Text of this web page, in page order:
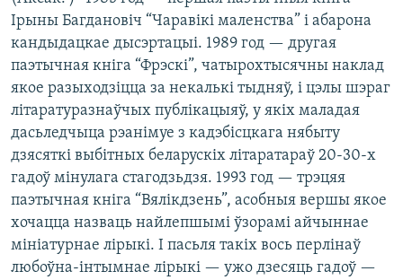
КУЛЬТУРА
КАЛЯНДАР
МОВА
НА ХВАЛЯХ СВАБОДЫ
Ірыны Багдановіч “Чаравікі маленства” і абарона
кандыдацкае дысэртацыі. 1989 год — другая
паэтычная кніга “Фрэскі”, чатырохтысячны наклад
якое разыходзіцца за некалькі тыдняў, і цэлы шэраг
літаратуразнаўчых публікацыяў, у якіх маладая
дасьледчыца рэанімуе з кадэбісцкага нябыту
дзясяткі выбітных беларускіх літаратараў 20-30-х
гадоў мінулага стагодзьдзя. 1993 год — трэцяя
паэтычная кніга “Вялікдзень”, асобныя вершы якое
хочацца назваць найлепшымі ўзорамі айчыннае
мініатурнае лірыкі. І пасьля такіх вось перлінаў
любоўна-інтымнае лірыкі — ужо дзесяць гадоў —